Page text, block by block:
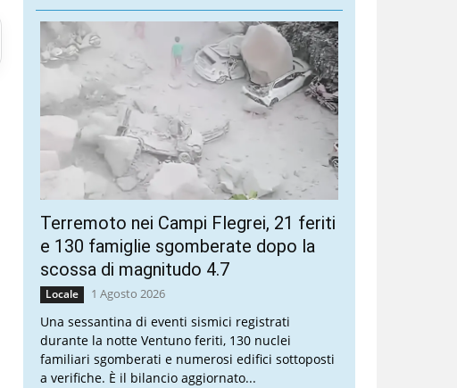
Terremoto nei Campi Flegrei, 21 feriti
e 130 famiglie sgomberate dopo la
scossa di magnitudo 4.7
Locale 1 Agosto 2026
Una sessantina di eventi sismici registrati
durante la notte Ventuno feriti, 130 nuclei
familiari sgomberati e numerosi edifici sottoposti
a verifiche. È il bilancio aggiornato...